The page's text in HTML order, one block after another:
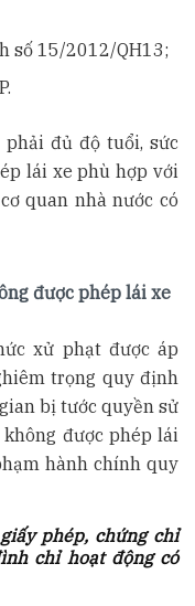
số 15/2012/QH13;
đủ độ tuổi, sức
lái xe phù hợp với
quan nhà nước có
được phép lái xe
xử phạt được áp
trọng quy định
bị tước quyền sử
được phép lái
hành chính quy
phép, chứng chỉ
chỉ hoạt động có